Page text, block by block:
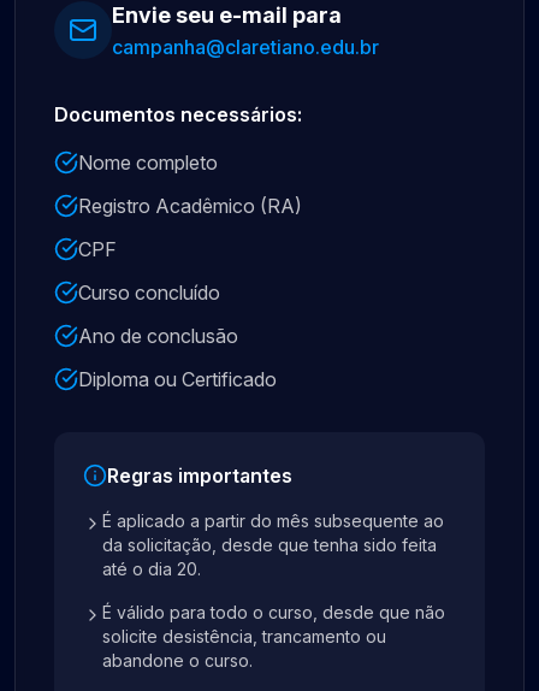
Envie seu e-mail para
campanha@claretiano.edu.br
Documentos necessários:
Nome completo
Registro Acadêmico (RA)
CPF
Curso concluído
Ano de conclusão
Diploma ou Certificado
Regras importantes
É aplicado a partir do mês subsequente ao
da solicitação, desde que tenha sido feita
até o dia 20.
É válido para todo o curso, desde que não
solicite desistência, trancamento ou
abandone o curso.